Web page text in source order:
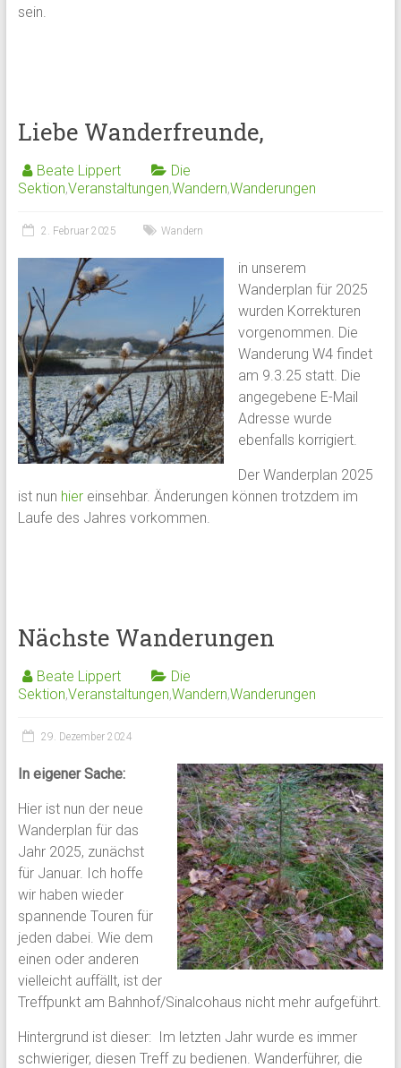
sein.
Liebe Wanderfreunde,
Beate Lippert
Die
Sektion,Veranstaltungen,Wandern,Wanderungen
2. Februar 2025 Wandern
in unserem
Wanderplan für 2025
wurden Korrekturen
vorgenommen. Die
Wanderung W4 findet
am 9.3.25 statt. Die
angegebene E-Mail
Adresse wurde
ebenfalls korrigiert.
Der Wanderplan 2025
ist nun hiereinsehbar. Änderungen können trotzdem im
Laufe des Jahres vorkommen.
Nächste Wanderungen
Beate Lippert
Die
Sektion,Veranstaltungen,Wandern,Wanderungen
29. Dezember 2024
In eigener Sache:
Hier ist nun der neue
Wanderplan für das
Jahr 2025, zunächst
für Januar. Ich hoffe
wir haben wieder
spannende Touren für
jeden dabei. Wie dem
einen oder anderen
vielleicht auffällt, ist der
Treffpunkt am Bahnhof/Sinalcohaus nicht mehr aufgeführt.
Hintergrund ist dieser: Im letzten Jahr wurde es immer
schwieriger, diesen Treff zu bedienen. Wanderführer, die